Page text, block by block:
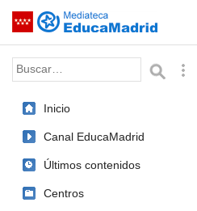
Saltar navegación
Palabra o frase:
Inicio
Canal EducaMadrid
Últimos contenidos
Centros